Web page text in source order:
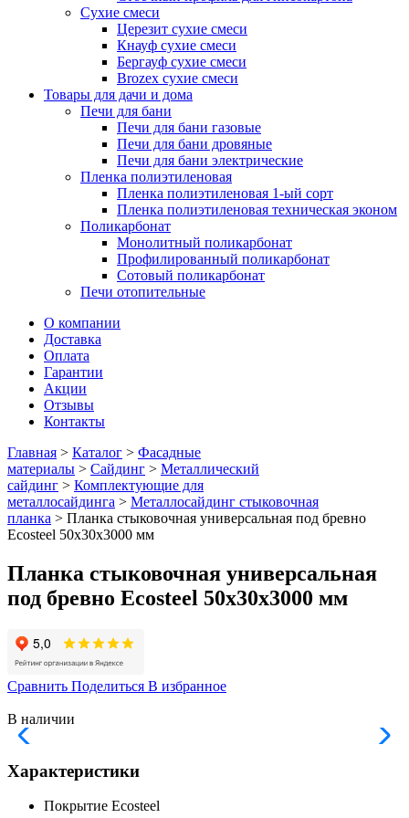
Сухие смеси
Церезит сухие смеси
Кнауф сухие смеси
Бергауф сухие смеси
Brozex сухие смеси
Товары для дачи и дома
Печи для бани
Печи для бани газовые
Печи для бани дровяные
Печи для бани электрические
Пленка полиэтиленовая
Пленка полиэтиленовая 1-ый сорт
Пленка полиэтиленовая техническая эконом
Поликарбонат
Монолитный поликарбонат
Профилированный поликарбонат
Сотовый поликарбонат
Печи отопительные
О компании
Доставка
Оплата
Гарантии
Акции
Отзывы
Контакты
Главная > Каталог > Фасадные
материалы > Сайдинг > Металлический
сайдинг > Комплектующие для
металлосайдинга > Металлосайдинг стыковочная
планка > Планка стыковочная универсальная под бревно
Ecosteel 50х30х3000 мм
Планка стыковочная универсальная
под бревно Ecosteel 50х30х3000 мм
Сравнить Поделиться В избранное
В наличии
Характеристики
Покрытие Ecosteel